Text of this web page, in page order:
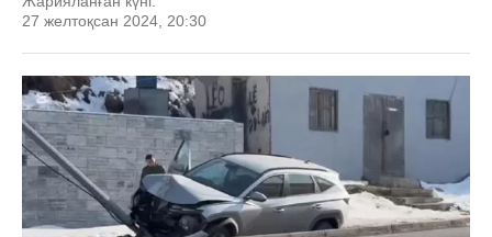
27 желтоқсан 2024, 20:30